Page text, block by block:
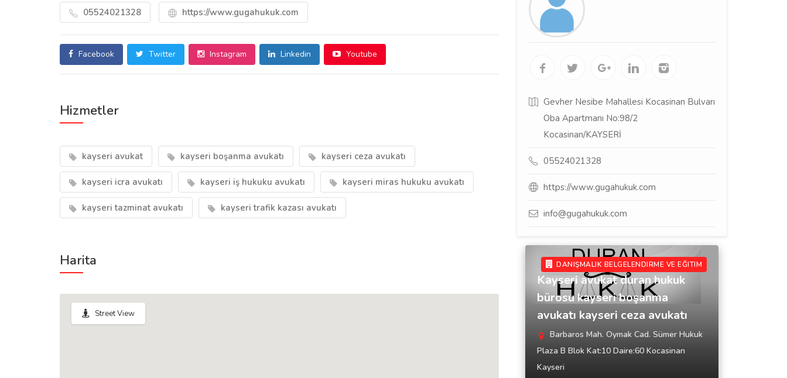
05524021328 https://www.gugahukuk.com
Facebook Twitter Instagram Linkedin Youtube
Hizmetler
kayseri avukat kayseri boşanma avukatı kayseri ceza avukatı
kayseri icra avukatı kayseri iş hukuku avukatı kayseri miras hukuku avukatı
kayseri tazminat avukatı kayseri trafik kazası avukatı
Harita
Street View
Gevher Nesibe Mahallesi Kocasinan Bulvarı
Oba Apartmanı No:98/2
Kocasinan/KAYSERİ
05524021328
https://www.gugahukuk.com
info@gugahukuk.com
DANIŞMALIK BELGELENDIRME VE EĞITIM
Kayseri avukat duran hukuk
bürosu kayseri boşanma
avukatı kayseri ceza avukatı
Barbaros Mah. Oymak Cad. Sümer Hukuk
Plaza B Blok Kat:10 Daire:60 Kocasinan
Kayseri